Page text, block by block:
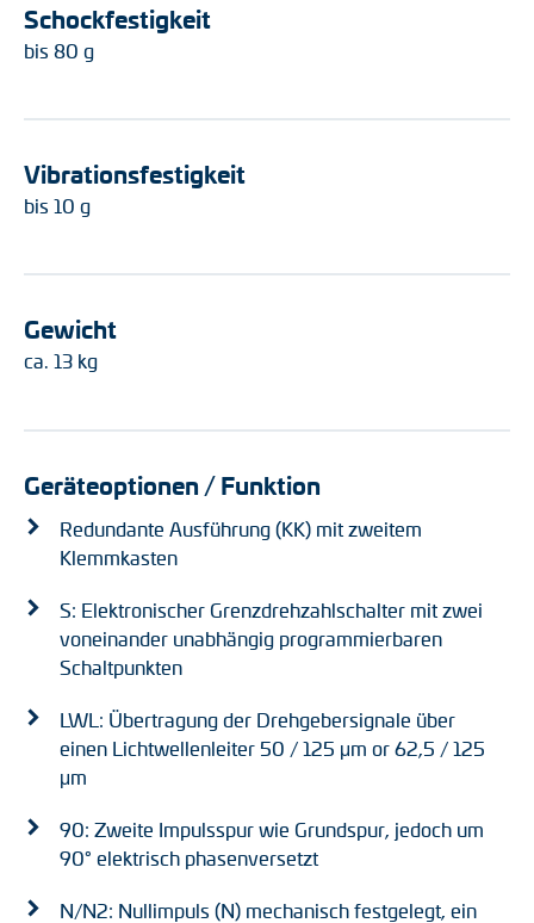
Schockfestigkeit
bis 80 g
Vibrationsfestigkeit
bis 10 g
Gewicht
ca. 13 kg
Geräteoptionen / Funktion
Redundante Ausführung (KK) mit zweitem
Klemmkasten
S: Elektronischer Grenzdrehzahlschalter mit zwei
voneinander unabhängig programmierbaren
Schaltpunkten
LWL: Übertragung der Drehgebersignale über
einen Lichtwellenleiter 50 / 125 μm or 62,5 / 125
μm
90: Zweite Impulsspur wie Grundspur, jedoch um
90° elektrisch phasenversetzt
N/N2: Nullimpuls (N) mechanisch festgelegt, ein